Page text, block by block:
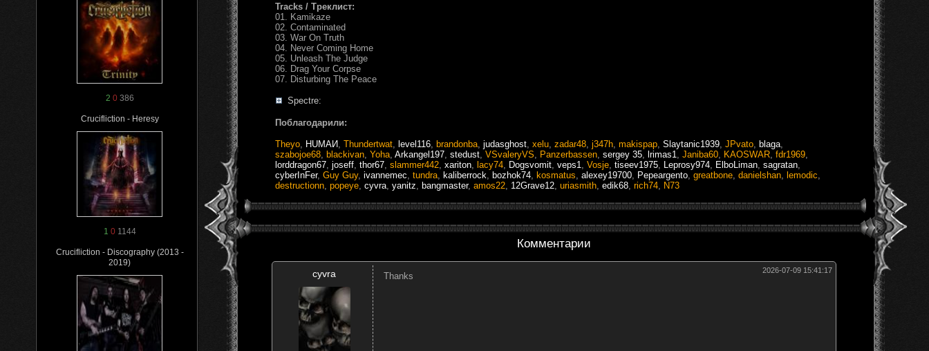
2 0386
Crucifliction - Heresy
1 01144
Crucifliction - Discography (2013 -
2019)
Tracks / Треклист:
01. Kamikaze
02. Contaminated
03. War On Truth
04. Never Coming Home
05. Unleash The Judge
06. Drag Your Corpse
07. Disturbing The Peace
Spectre:
Поблагодарили:
Theyo HUМАИ Thundertwat level116 brandonba judasghost xelu zadar48 j347h makispap Slaytanic1939 JPvato blaga
szabojoe68
blackivan Yoha Arkangel197 stedust VSvaleryVS Panzerbassen sergey 35 lrimas1 Janiba60 KAOSWAR fdr1969
lorddragon67 joseff thor67 slammer442 xariton lacy74 Dogsvomit veps1 Vosje tiseev1975 Leprosy974 ElboLiman sagratan
cyberInFer, Guy Guy, ivannemec tundra kaliberrock bozhok74 kosmatus alexey19700 Pepeargento greatbone danielshan lemodic
destructionn popeye cyvra yanitz bangmaster, amos22 12Grave12 uriasmith edik68 rich74 N73
Комментарии
cyvra 2026-07-09 15:41:17
Thanks